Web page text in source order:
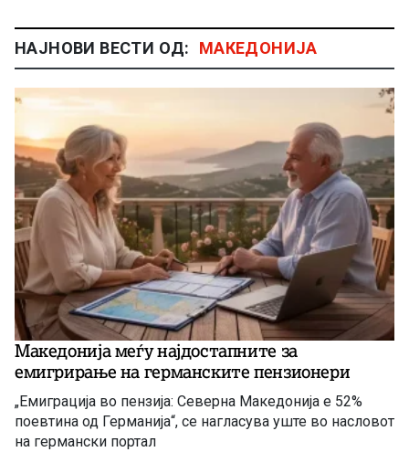
НАЈНОВИ ВЕСТИ ОД: МАКЕДОНИЈА
Македонија меѓу најдостапните за
емигрирање на германските пензионери
„Емиграција во пензија: Северна Македонија е 52%
поевтина од Германија“, се нагласува уште во насловот
на германски портал